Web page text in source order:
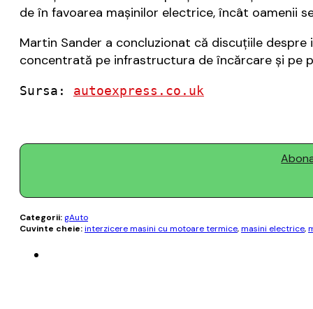
de în favoarea maşinilor electrice, încât oamenii
Martin Sander a concluzionat că discuţiile
concentrată pe infrastructura de încărcare şi pe
Sursa: autoexpress.co.uk
Categorii: gAuto
Cuvinte cheie:interzicere masini cu motoare termice,masini electrice,